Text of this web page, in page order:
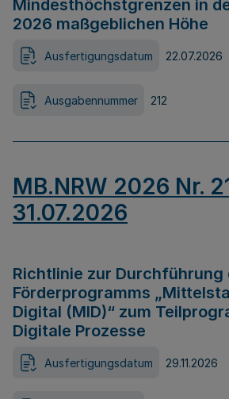
Mindesthöchstgrenzen in
2026 maßgeblichen Höhe
Ausfertigungsdatum 22.07.2026
Ausgabennummer 212
MB.NRW 2026 Nr.
31.07.2026
Richtlinie zur Durchführung
Förderprogramms
Digital (MID)“ zum
Digitale Prozesse
Ausfertigungsdatum 29.11.2026